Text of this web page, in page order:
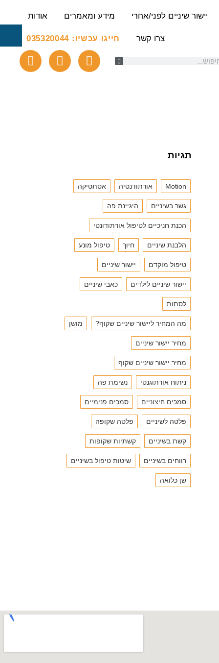
יישור שיניים לפני/אחרי מידע ומאמרים אודות
צרו קשר חייגו עכשיו: 035320044
תגיות
Motion אורתודנטיה אסתטיקה
גשר בשיניים היגיינת פה
הכנת חניכיים לטיפול אורתודונטי
הלבנת שיניים חיוך טיפול מונע
טיפול מוקדם יישור שיניים
יישור שיניים לילדים כאבי שיניים
לסתות
מה המחיר ליישור שיניים שקוף? מושן
מחיר יישור שיניים
מחיר יישור שיניים שקוף
ניתוח אורתוגנטי נשימת פה
סמכים חיצוניים סמכים פנימיים
פלטה לשיניים פלטה שקופה
קשת בשיניים קשתיות שקופות
רווחים בשיניים שיטות טיפול בשיניים
שן כלואה